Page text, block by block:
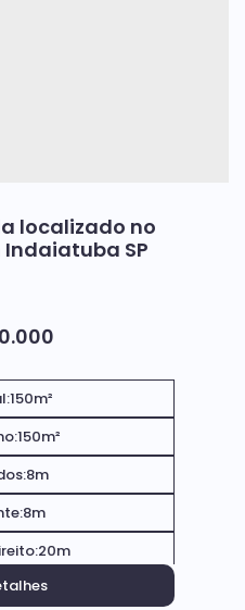
localizado no
SP
150m²
150m²
8m
8m
20m